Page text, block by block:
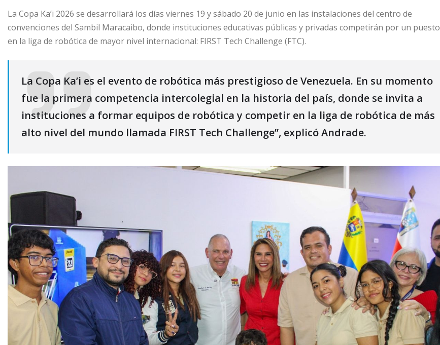
La Copa Ka’i 2026 se desarrollará los días viernes 19 y sábado 20 de junio en las instalaciones del centro de
convenciones del Sambil Maracaibo, donde instituciones educativas públicas y privadas competirán por un puesto
en la liga de robótica de mayor nivel internacional: FIRST Tech Challenge (FTC).
La Copa Ka’i es el evento de robótica más prestigioso de Venezuela. En su momento
fue la primera competencia intercolegial en la historia del país, donde se invita a
instituciones a formar equipos de robótica y competir en la liga de robótica de más
alto nivel del mundo llamada FIRST Tech Challenge”, explicó Andrade.